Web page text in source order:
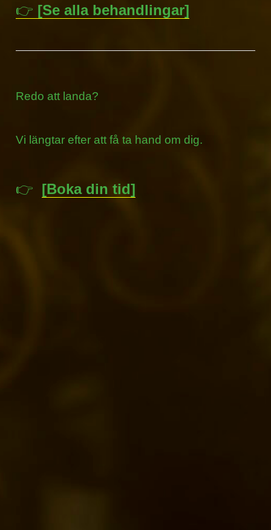
👉 [Se alla behandlingar]
Redo att landa?
Vi längtar efter att få ta hand om dig.
👉 [Boka din tid]